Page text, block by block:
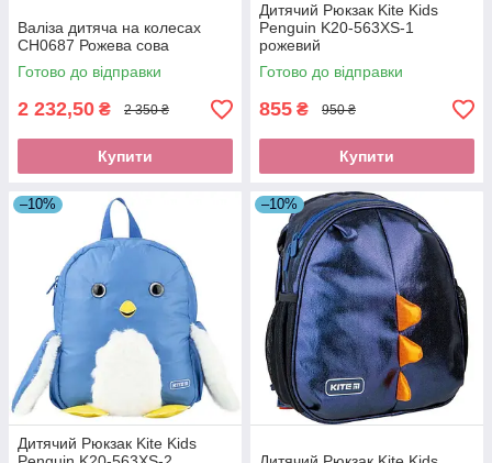
Валіза дитяча на колесах
CH0687 Рожева сова
Готово до відправки
2 232,50 ₴ 2 350 ₴
Купити
Дитячий Рюкзак Kite Kids
Penguin K20-563XS-1
рожевий
Готово до відправки
855 ₴ 950 ₴
Купити
–10%
Дитячий Рюкзак Kite Kids
–10%